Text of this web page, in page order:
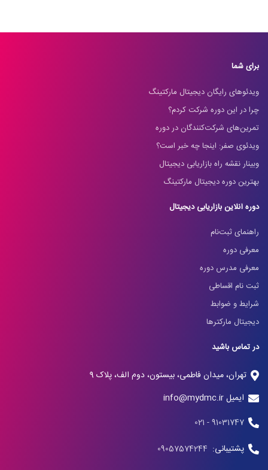
برای شما
ویدئوهای رایگان دیجیتال مارکتینگ
چرا در این دوره شرکت کردم؟
تمرین‌های شرکت‌کنندگان در دوره
ویدئوی صفر: اینجا چه خبر است؟
وبینار نقشه راه بازاریابی دیجیتال
بهترین دوره دیجیتال مارکتینگ
دوره آنلاین بازاریابی دیجیتال
راهنمای ثبت‌نام
معرفی دوره
معرفی مدرس دوره
ثبت نام اقساطی
شرایط و ضوابط
دیجیتال مارکترها
در تماس باشید
تهران، میدان فاطمی، بیستون، دوم الف، پلاک 9
ایمیل info@mydmc.ir
91031747 - 021
پشتیبانی: